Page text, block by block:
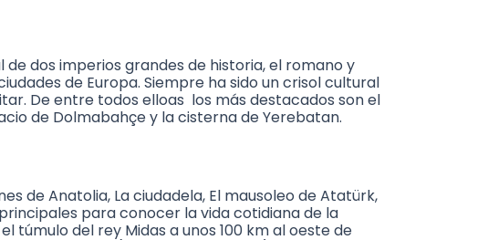
dos imperios grandes de historia, el romano y
de Europa. Siempre ha sido un crisol cultural
De entre todos elloas los más destacados son el
de Dolmabahçe y la cisterna de Yerebatan.
de Anatolia, La ciudadela, El mausoleo de Atatürk,
para conocer la vida cotidiana de la
túmulo del rey Midas a unos 100 km al oeste de